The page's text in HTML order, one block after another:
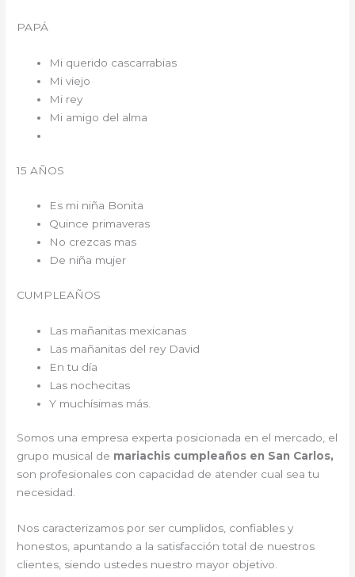
PAPÁ
Mi querido cascarrabias
Mi viejo
Mi rey
Mi amigo del alma
15 AÑOS
Es mi niña Bonita
Quince primaveras
No crezcas mas
De niña mujer
CUMPLEAÑOS
Las mañanitas mexicanas
Las mañanitas del rey David
En tu día
Las nochecitas
Y muchísimas más.
Somos una empresa experta posicionada en el mercado, el
grupo musical de mariachis cumpleaños en San Carlos,
son profesionales con capacidad de atender cual sea tu
necesidad.
Nos caracterizamos por ser cumplidos, confiables y
honestos, apuntando a la satisfacción total de nuestros
clientes, siendo ustedes nuestro mayor objetivo.